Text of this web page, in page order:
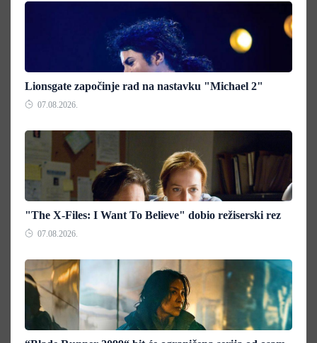
Lionsgate započinje rad na nastavku "Michael 2"
07.08.2026.
"The X-Files: I Want To Believe" dobio režiserski rez
07.08.2026.